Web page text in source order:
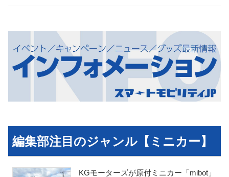
編集部注目のジャンル【ミニカー】
KGモーターズが原付ミニカー「mibot」